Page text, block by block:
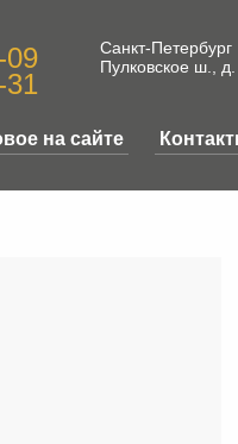
09
31
Санкт-Петербург
Пулковское ш.,
на сайте